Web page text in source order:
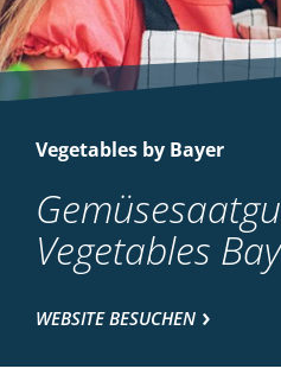
Vegetables by Bayer
Vegetables
WEBSITE BESUCHEN